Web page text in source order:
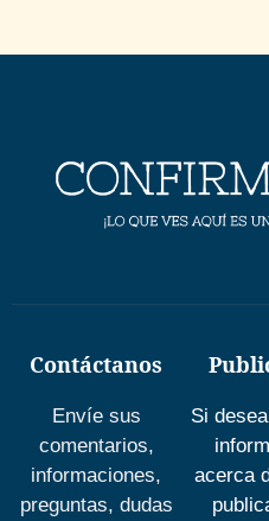
Contáctanos
Envíe sus
comentarios,
informaciones,
preguntas, dudas
Si
acerca